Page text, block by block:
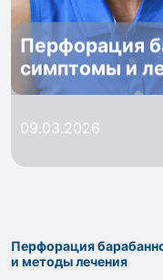
Перфорация
симптомы и
09.03.2026
Перфорация
и методы лечения